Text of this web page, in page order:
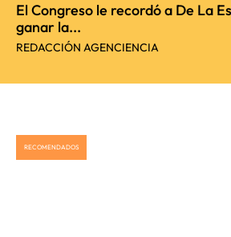
El Congreso le recordó a De La
ganar la...
REDACCIÓN AGENCIENCIA
RECOMENDADOS